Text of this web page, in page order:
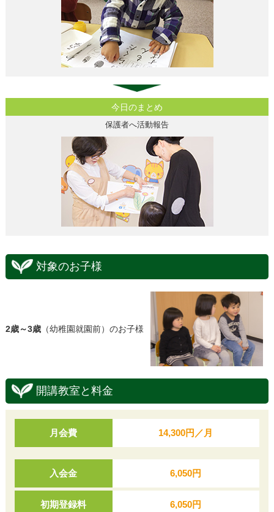
今日のまとめ
保護者へ活動報告
対象のお子様
2歳～3歳（幼稚園就園前）のお子様
開講教室と料金
月会費 14,300円／月
入会金 6,050円
初期登録料 6,050円